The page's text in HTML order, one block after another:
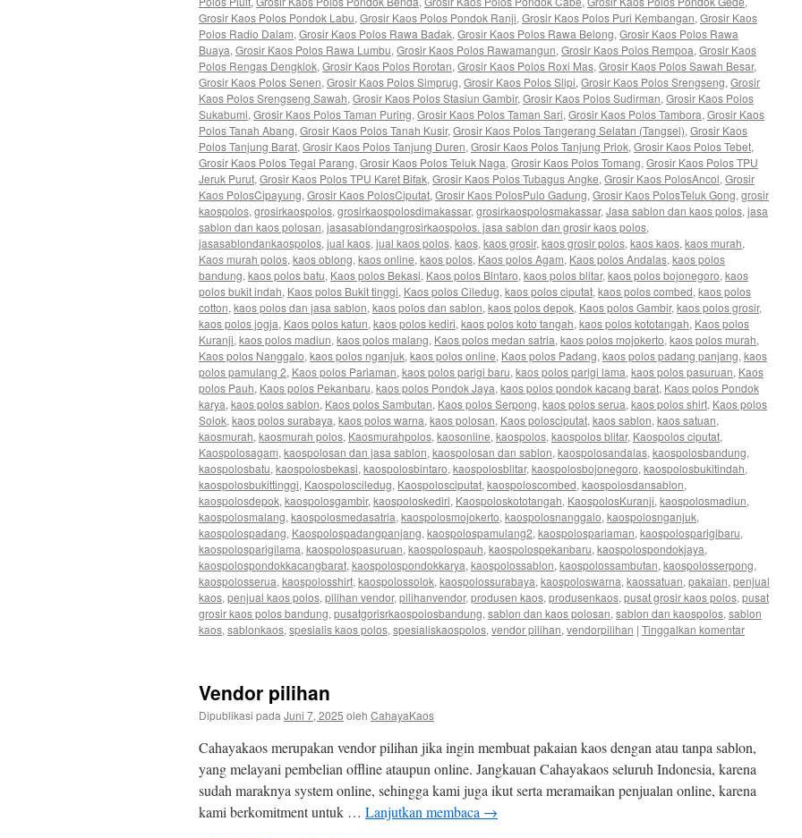
Grosir Kaos Polos Pondok Labu,Grosir Kaos Polos Pondok Ranji,Grosir Kaos Polos Puri Kembangan,Grosir Kaos
Polos Radio Dalam,Grosir Kaos Polos Rawa Badak,Grosir Kaos Polos Rawa Belong,Grosir Kaos Polos Rawa
Buaya,Grosir Kaos Polos Rawa Lumbu,Grosir Kaos Polos Rawamangun,Grosir Kaos Polos Rempoa,Grosir Kaos
Polos Rengas Dengklok,Grosir Kaos Polos Rorotan,Grosir Kaos Polos Roxi Mas,Grosir Kaos Polos Sawah Besar,
Grosir Kaos Polos Senen,Grosir Kaos Polos Simprug,Grosir Kaos Polos Slipi,Grosir Kaos Polos Srengseng,Grosir
Kaos Polos Srengseng Sawah,Grosir Kaos Polos Stasiun Gambir,Grosir Kaos Polos Sudirman,Grosir Kaos Polos
Sukabumi,Grosir Kaos Polos Taman Puring,Grosir Kaos Polos Taman Sari,Grosir Kaos Polos Tambora,Grosir Kaos
Polos Tanah Abang,Grosir Kaos Polos Tanah Kusir,Grosir Kaos Polos Tangerang Selatan (Tangsel),Grosir Kaos
Polos Tanjung Barat,Grosir Kaos Polos Tanjung Duren,Grosir Kaos Polos Tanjung Priok,Grosir Kaos Polos Tebet,
Grosir Kaos Polos Tegal Parang,Grosir Kaos Polos Teluk Naga,Grosir Kaos Polos Tomang,Grosir Kaos Polos TPU
Jeruk Purut,Grosir Kaos Polos TPU Karet Bifak,Grosir Kaos Polos Tubagus Angke,Grosir Kaos PolosAncol,Grosir
Kaos PolosCipayung,Grosir Kaos PolosCiputat,Grosir Kaos PolosPulo Gadung,Grosir Kaos PolosTeluk Gong,grosir
kaospolos,grosirkaospolos,grosirkaospolosdimakassar,grosirkaospolosmakassar,Jasa sablon dan kaos polos,jasa
sablon dan kaos polosan,jasasablondangrosirkaospolos. jasa sablon dan grosir kaos polos,
jasasablondankaospolos,jual kaos,jual kaos polos,kaos,kaos grosir,kaos grosir polos,kaos kaos,kaos murah,
Kaos murah polos,kaos oblong,kaos online,kaos polos, Kaos polos Agam, Kaos polos Andalas,kaos polos
bandung,kaos polos batu, Kaos polos Bekasi, Kaos polos Bintaro,kaos polos blitar,kaos polos bojonegoro,kaos
polos bukit indah, Kaos polos Bukit tinggi, Kaos polos Ciledug,kaos polos ciputat,kaos polos combed,kaos polos
cotton,kaos polos dan jasa sablon,kaos polos dan sablon,kaos polos depok, Kaos polos Gambir,kaos polos grosir,
kaos polos jogja, Kaos polos katun,kaos polos kediri,kaos polos koto tangah,kaos polos kototangah, Kaos polos
Kuranji,kaos polos madiun,kaos polos malang, Kaos polos medan satria,kaos polos mojokerto,kaos polos murah,
Kaos polos Nanggalo,kaos polos nganjuk,kaos polos online, Kaos polos Padang,kaos polos padang panjang,kaos
polos pamulang 2, Kaos polos Pariaman,kaos polos parigi baru,kaos polos parigi lama,kaos polos pasuruan, Kaos
polos Pauh, Kaos polos Pekanbaru,kaos polos Pondok Jaya,kaos polos pondok kacang barat, Kaos polos Pondok
karya,kaos polos sablon, Kaos polos Sambutan, Kaos polos Serpong,kaos polos serua,kaos polos shirt, Kaos polos
Solok,kaos polos surabaya,kaos polos warna,kaos polosan, Kaos polosciputat,kaos sablon,kaos satuan,
kaosmurah,kaosmurah polos, Kaosmurahpolos,kaosonline,kaospolos,kaospolos blitar, Kaospolos ciputat,
Kaospolosagam,kaospolosan dan jasa sablon,kaospolosan dan sablon,kaospolosandalas,kaospolosbandung,
kaospolosbatu,kaospolosbekasi,kaospolosbintaro,kaospolosblitar,kaospolosbojonegoro,kaospolosbukitindah,
kaospolosbukittinggi, Kaospolosciledug, Kaospolosciputat,kaospoloscombed,kaospolosdansablon,
kaospolosdepok,kaospolosgambir,kaospoloskediri, Kaospoloskototangah, KaospolosKuranji,kaospolosmadiun,
kaospolosmalang,kaospolosmedasatria,kaospolosmojokerto,kaospolosnanggalo,kaospolosnganjuk,
kaospolospadang, Kaospolospadangpanjang,kaospolospamulang2,kaospolospariaman,kaospolosparigibaru,
kaospolosparigilama,kaospolospasuruan,kaospolospauh,kaospolospekanbaru,kaospolospondokjaya,
kaospolospondokkacangbarat,kaospolospondokkarya,kaospolossablon,kaospolossambutan,kaospolosserpong,
kaospolosserua,kaospolosshirt,kaospolossolok,kaospolossurabaya,kaospoloswarna,kaossatuan,pakaian,penjual
kaos,penjual kaos polos,pilihan vendor,pilihanvendor,produsen kaos,produsenkaos,pusat grosir kaos polos,pusat
grosir kaos polos bandung,pusatgorisrkaospolosbandung,sablon dan kaos polosan,sablon dan kaospolos,sablon
kaos,sablonkaos,spesialis kaos polos,spesialiskaospolos,vendor pilihan,vendorpilihan | Tinggalkan komentar
Vendor pilihan
Dipublikasi padaJuni 7, 2025 oleh CahayaKaos
Cahayakaos merupakan vendor pilihan jika ingin membuat pakaian kaos dengan atau tanpa sablon,
yang melayani pembelian offline ataupun online. Jangkauan Cahayakaos seluruh Indonesia, karena
sudah maraknya system online, sehingga kami juga ikut serta meramaikan penjualan online, karena
kami berkomitment untuk … Lanjutkan membaca →